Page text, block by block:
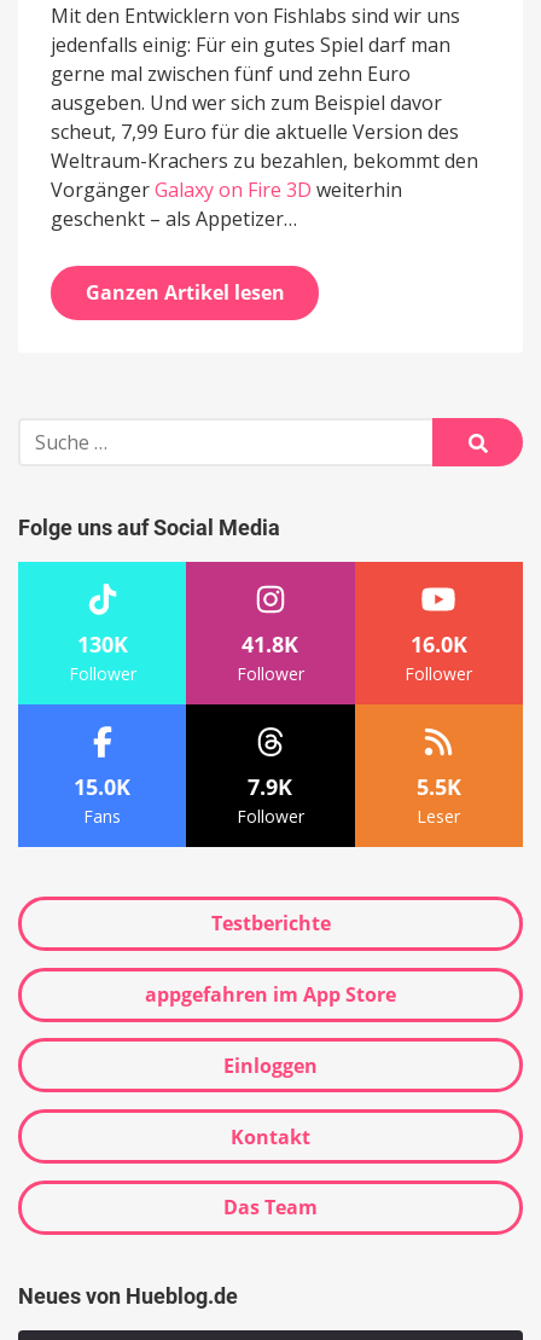
Mit den Entwicklern von Fishlabs sind wir uns
jedenfalls einig: Für ein gutes Spiel darf man
gerne mal zwischen fünf und zehn Euro
ausgeben. Und wer sich zum Beispiel davor
scheut, 7,99 Euro für die aktuelle Version des
Weltraum-Krachers zu bezahlen, bekommt den
VorgängerGalaxy on Fire 3D weiterhin
geschenkt – als Appetizer…
Ganzen Artikel lesen
Suche
nach:
Suche
Folge uns auf Social Media
130K
Follower
41.8K
Follower
16.0K
Follower
15.0K
Fans
7.9K
Follower
5.5K
Leser
Testberichte
appgefahren im App Store
Einloggen
Kontakt
Das Team
Neues von Hueblog.de